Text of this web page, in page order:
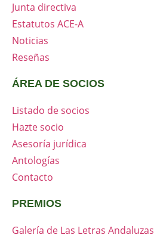
Junta directiva
Estatutos ACE-A
Noticias
Reseñas
ÁREA DE SOCIOS
Listado de socios
Hazte socio
Asesoría jurídica
Antologías
Contacto
PREMIOS
Galería de Las Letras Andaluzas